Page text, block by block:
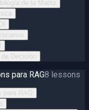
de la Matriz
Decisión
para RAG8 lessons
para RAG